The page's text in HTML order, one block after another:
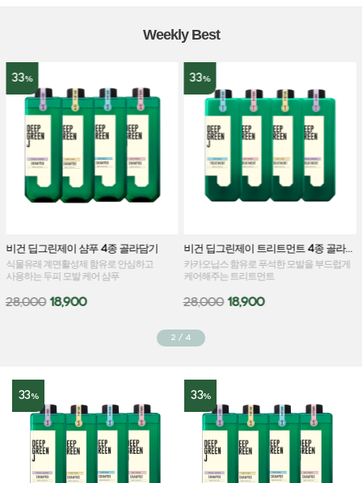
Weekly Best
33%
비건 딥그린제이 샴푸 4종 골라담기
식물유래 계면활성제 함유로 안심하고
사용하는 두피 모발 케어 샴푸
28,000 18,900
33%
비건 딥그린제이 트리트먼트 4종 골라담기
카카오닙스 함유로 푸석한 모발을 부드럽게
케어해주는 트리트먼트
28,000 18,900
2 / 4
33% 33%